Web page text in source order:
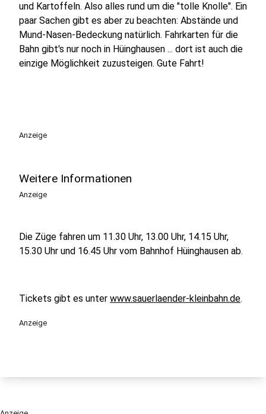
und Kartoffeln. Also alles rund um die "tolle Knolle". Ein
paar Sachen gibt es aber zu beachten: Abstände und
Mund-Nasen-Bedeckung natürlich. Fahrkarten für die
Bahn gibt's nur noch in Hüinghausen ... dort ist auch die
einzige Möglichkeit zuzusteigen. Gute Fahrt!
Anzeige
Weitere Informationen
Anzeige
Die Züge fahren um 11.30 Uhr, 13.00 Uhr, 14.15 Uhr,
15.30 Uhr und 16.45 Uhr vom Bahnhof Hüinghausen ab.
Tickets gibt es unter www.sauerlaender-kleinbahn.de.
Anzeige